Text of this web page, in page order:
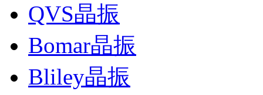
QVS晶振
Bomar晶振
Bliley晶振